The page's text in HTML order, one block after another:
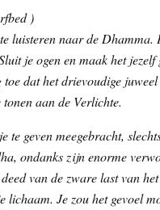
)
luisteren naar de
je ogen en maak het
toe dat het drievoudige
aan de Verlichte.
te geven meegebracht,
ondanks zijn enorme
van de zware last van
Je zou het gevoel